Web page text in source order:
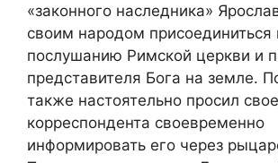
«законного наследника»
своим народом присоединиться
послушанию Римской церкви и
представителя Бога на земле.
также настоятельно просил
корреспондента своевременно
информировать его через